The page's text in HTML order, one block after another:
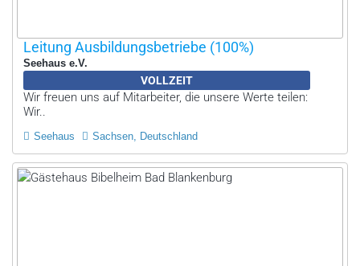
Leitung Ausbildungsbetriebe (100%)
Seehaus e.V.
VOLLZEIT
Wir freuen uns auf Mitarbeiter, die unsere Werte teilen:
Wir..
Seehaus Sachsen, Deutschland